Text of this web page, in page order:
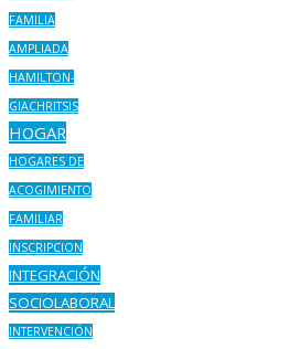
FAMILIA
AMPLIADA
HAMILTON-
GIACHRITSIS
HOGAR
HOGARES DE
ACOGIMIENTO
FAMILIAR
INSCRIPCION
INTEGRACIÓN
SOCIOLABORAL
INTERVENCIÓN